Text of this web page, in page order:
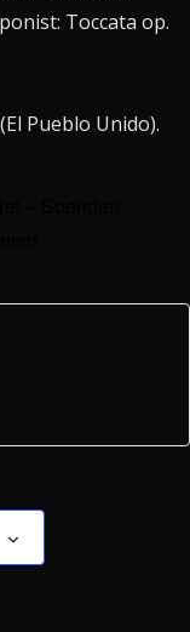
Toccata op.
Pueblo Unido).